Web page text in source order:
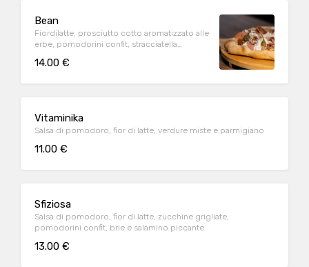
Bean
Fiordilatte, prosciutto cotto aromatizzato alle
erbe, pomodorini confit, stracciatella
cioccolato fondente
14.00 €
Vitaminika
Salsa di pomodoro, fior di latte, verdure miste e parmigiano
11.00 €
Sfiziosa
Salsa di pomodoro, fior di latte, zucchine grigliate,
pomodorini confit, brie e salamino piccante
13.00 €